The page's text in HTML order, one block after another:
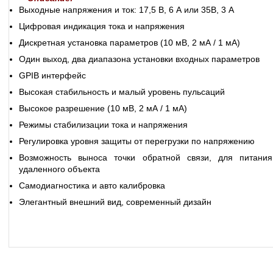
Выходные напряжения и ток: 17,5 В, 6 А или 35В, 3 А
Цифровая индикация тока и напряжения
Дискретная установка параметров (10 мВ, 2 мА / 1 мА)
Один выход, два диапазона установки входных параметров
GPIB интерфейс
Высокая стабильность и малый уровень пульсаций
Высокое разрешение (10 мВ, 2 мА / 1 мА)
Режимы стабилизации тока и напряжения
Регулировка уровня защиты от перегрузки по напряжению
Возможность выноса точки обратной связи, для питания
удаленного объекта
Самодиагностика и авто калибровка
Элегантный внешний вид, современный дизайн